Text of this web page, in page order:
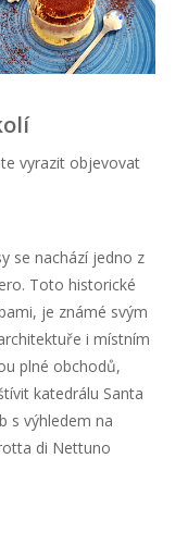
vyrazit objevovat
se nachází jedno z
Toto historické
je známé svým
i místním
plné obchodů,
katedrálu Santa
s výhledem na
di Nettuno